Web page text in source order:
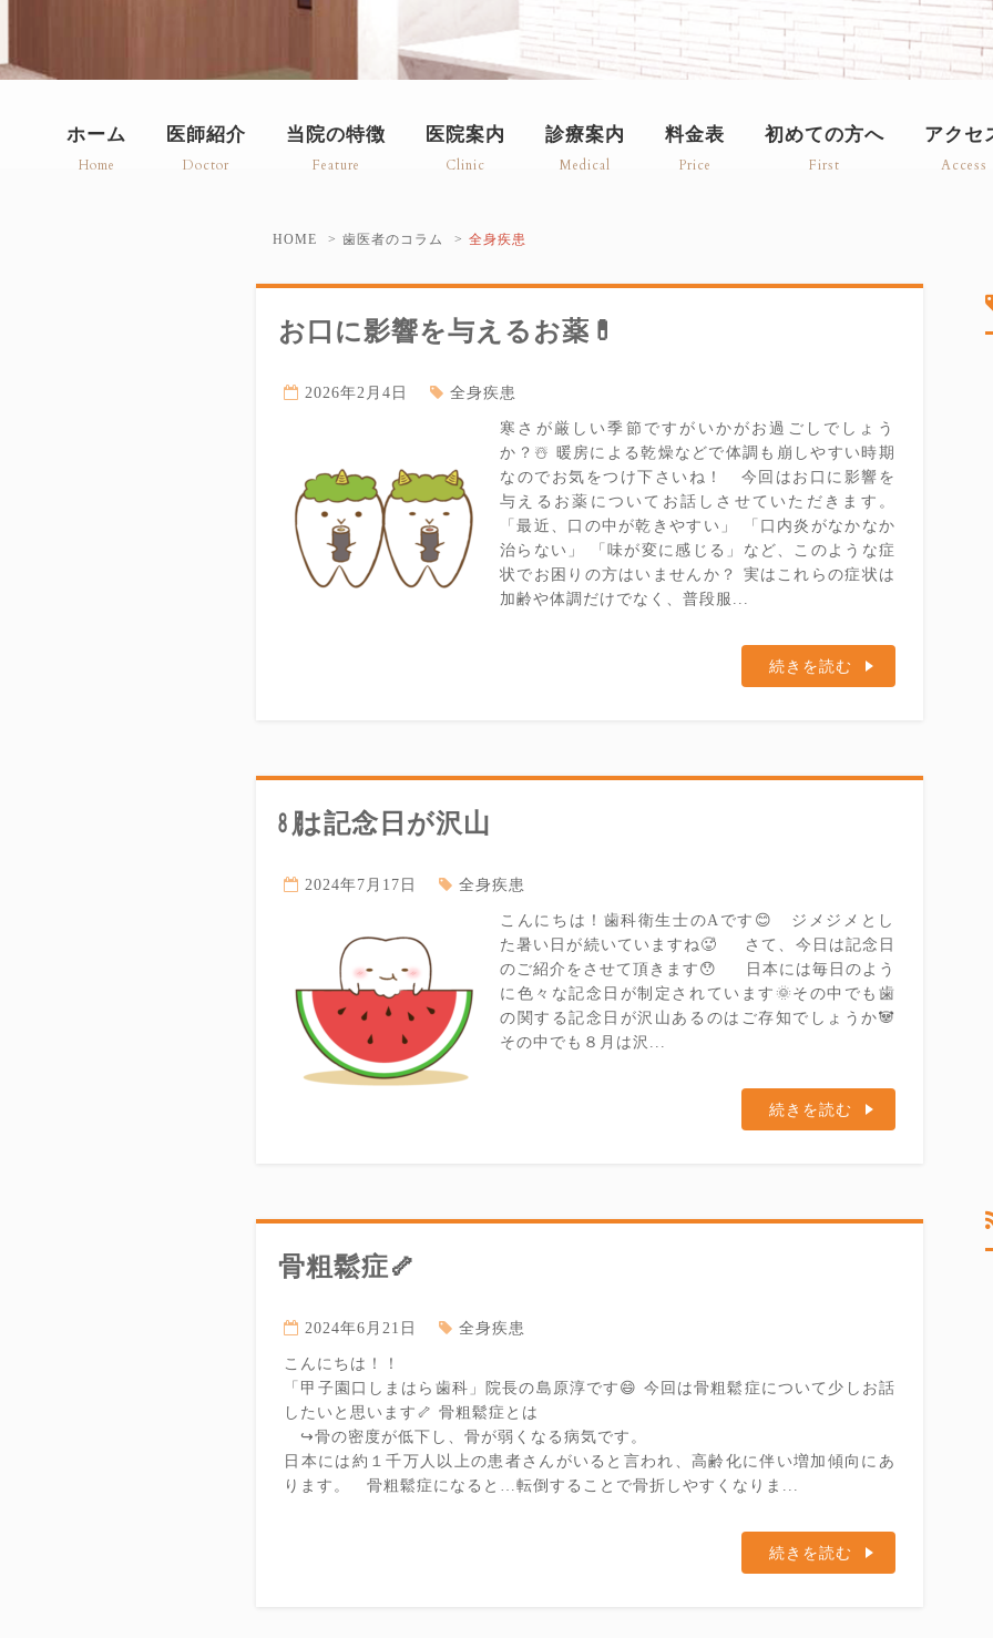
ホーム
Home
医師紹介
Doctor
当院の特徴
Feature
医院案内
Clinic
診療案内
Medical
料金表
Price
初めての方へ
First
アクセ
Access
HOME 歯医者のコラム 全身疾患
お口に影響を与えるお薬💊
2026年2月4日 全身疾患
寒さが厳しい季節ですがいかがお過ごしでしょう
か？☃️ 暖房による乾燥などで体調も崩しやすい時期
なのでお気をつけ下さいね！ 今回はお口に影響を
与えるお薬についてお話しさせていただきます。
「最近、口の中が乾きやすい」 「口内炎がなかなか
治らない」 「味が変に感じる」など、このような症
状でお困りの方はいませんか？ 実はこれらの症状は
加齢や体調だけでなく、普段服...
続きを読む
㋇は記念日が沢山
2024年7月17日 全身疾患
こんにちは！歯科衛生士のAです😊 ジメジメとし
た暑い日が続いていますね🥵 さて、今日は記念日
のご紹介をさせて頂きます😯 日本には毎日のよう
に色々な記念日が制定されています🌞その中でも歯
の関する記念日が沢山あるのはご存知でしょうか🐼
その中でも８月は沢...
続きを読む
骨粗鬆症🦴
2024年6月21日 全身疾患
こんにちは！！
「甲子園口しまはら歯科」院長の島原淳です😄 今回は骨粗鬆症について少しお話
したいと思います🦴 骨粗鬆症とは
↪︎骨の密度が低下し、骨が弱くなる病気です。
日本には約１千万人以上の患者さんがいると言われ、高齢化に伴い増加傾向にあ
ります。 骨粗鬆症になると…転倒することで骨折しやすくなりま...
続きを読む